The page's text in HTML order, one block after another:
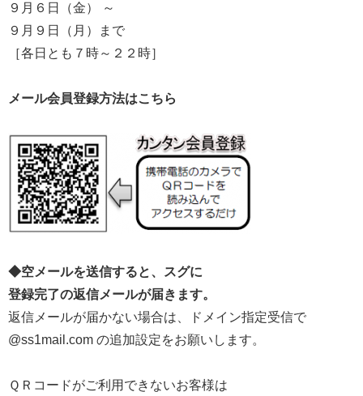
９月６日（金） ～
９月９日（月）まで
［各日とも７時～２２時］
メール会員登録方法はこちら
◆空メールを送信すると、スグに
登録完了の返信メールが届きます。
返信メールが届かない場合は、ドメイン指定受信で
@ss1mail.com の追加設定をお願いします。
ＱＲコードがご利用できないお客様は